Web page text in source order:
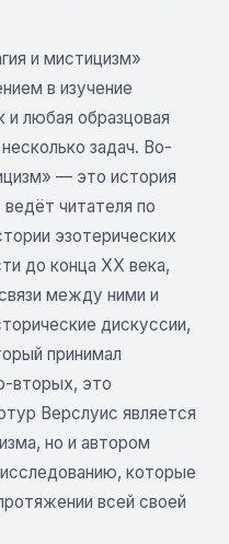
и мистицизм»
в изучение
и любая образцовая
задач. Во-
— это история
читателя по
эзотерических
до конца XX века,
между ними и
дискуссии,
принимал
вторых, это
Верслуис является
но и автором
исследованию, которые
всей своей